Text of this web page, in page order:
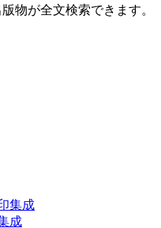
物が全文検索できます。
集成
成